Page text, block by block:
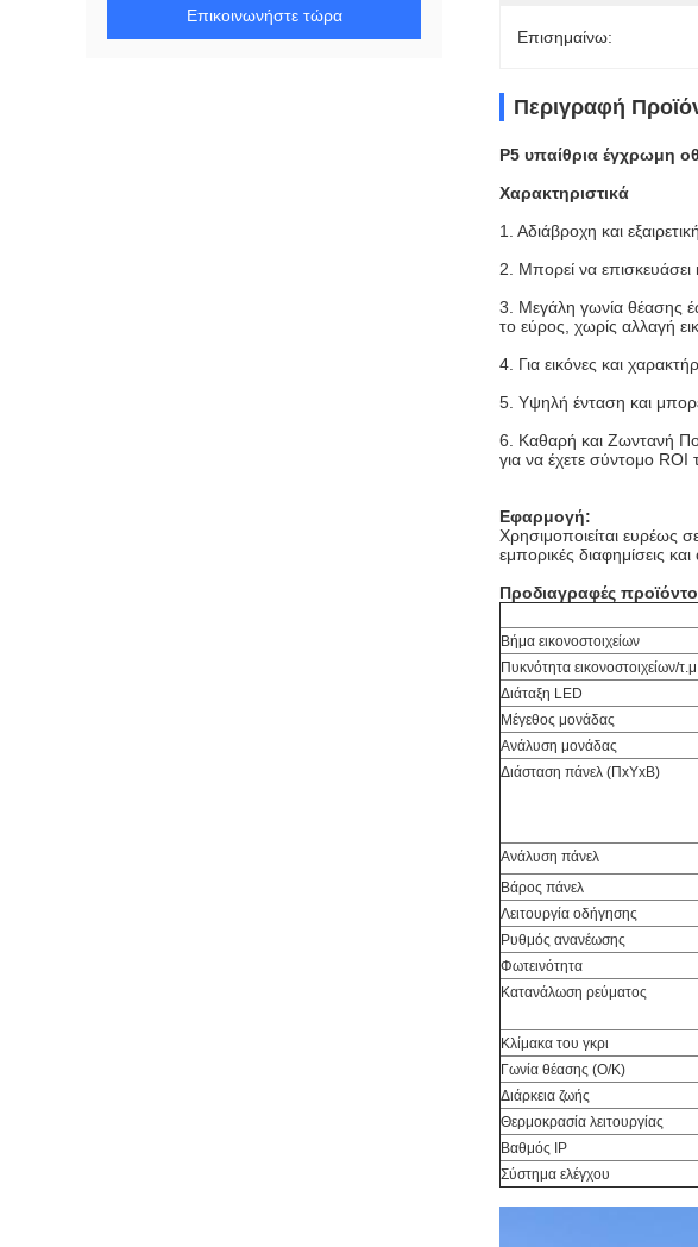
Επικοινωνήστε τώρα
Επισημαίνω:
Περιγραφή
P5 υπαίθρια έγχρωμη
Χαρακτηριστικά
1. Αδιάβροχη και
2. Μπορεί να
3. Μεγάλη γωνία θέασης
το εύρος, χωρίς αλλαγή
4. Για εικόνες και
5. Υψηλή ένταση και
6. Καθαρή και Ζωντανή
για να έχετε σύντομο
Εφαρμογή:
Χρησιμοποιείται ευρέως
εμπορικές διαφημίσεις
Προδιαγραφές
Βήμα εικονοστοιχείων
Πυκνότητα εικονοστοιχείων/
Διάταξη LED
Μέγεθος μονάδας
Ανάλυση μονάδας
Διάσταση πάνελ (ΠxΥxΒ)
Ανάλυση πάνελ
Βάρος πάνελ
Λειτουργία οδήγησης
Ρυθμός ανανέωσης
Φωτεινότητα
Κατανάλωση ρεύματος
Κλίμακα του γκρι
Γωνία θέασης (Ο/Κ)
Διάρκεια ζωής
Θερμοκρασία λειτουργίας
Βαθμός IP
Σύστημα ελέγχου